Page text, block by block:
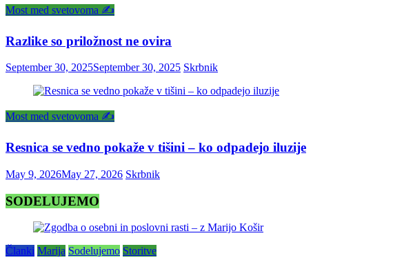
Most med svetovoma ✍️
Razlike so priložnost ne ovira
September 30, 2025September 30, 2025 Skrbnik
Most med svetovoma ✍️
Resnica se vedno pokaže v tišini – ko odpadejo iluzije
May 9, 2026May 27, 2026 Skrbnik
SODELUJEMO
Članki Marija Sodelujemo Storitve